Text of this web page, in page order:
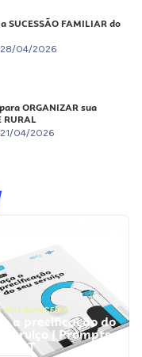
SUCESSÃO FAMILIAR do
28/04/2026
ORGANIZAR sua
RURAL
21/04/2026
FINANCEIRA
a precificação do
serviço | Prompts